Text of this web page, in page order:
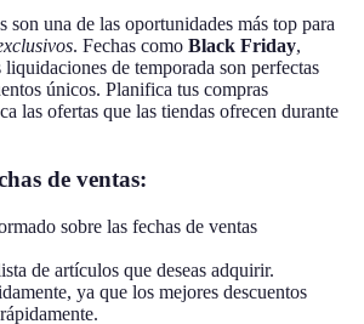
son una de las oportunidades más top para
. Fechas como Black Friday,
liquidaciones de temporada son perfectas
únicos. Planifica tus compras
las ofertas que las tiendas ofrecen durante
de ventas:
sobre las fechas de ventas
de artículos que deseas adquirir.
ya que los mejores descuentos